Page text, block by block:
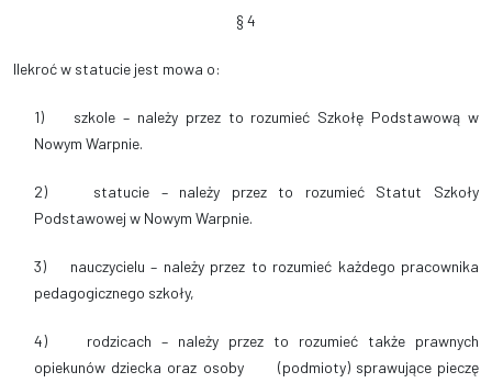
§ 4
Ilekroć w statucie jest mowa o:
1) szkole – należy przez to rozumieć Szkołę Podstawową w
Nowym Warpnie.
2) statucie – należy przez to rozumieć Statut Szkoły
Podstawowej w Nowym Warpnie.
3) nauczycielu – należy przez to rozumieć każdego pracownika
pedagogicznego szkoły,
4) rodzicach – należy przez to rozumieć także prawnych
opiekunów dziecka oraz osoby (podmioty) sprawujące pieczę